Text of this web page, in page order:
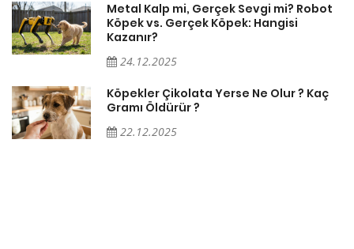
Metal Kalp mi, Gerçek Sevgi mi? Robot
Köpek vs. Gerçek Köpek: Hangisi
Kazanır?
24.12.2025
Köpekler Çikolata Yerse Ne Olur ? Kaç
Gramı Öldürür ?
22.12.2025